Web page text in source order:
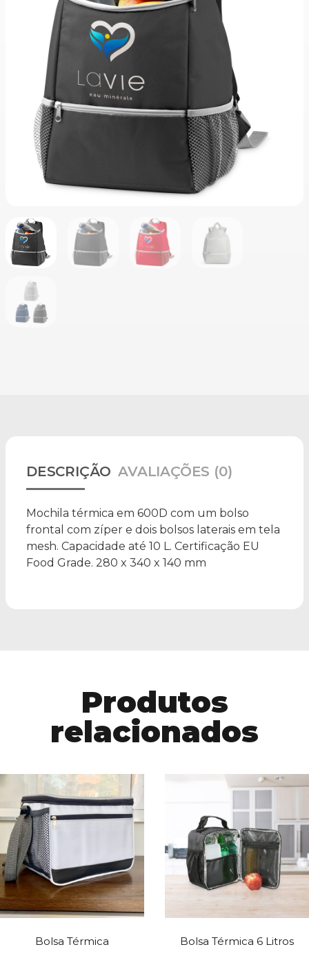
DESCRIÇÃO AVALIAÇÕES (0)
Mochila térmica em 600D com um bolso
frontal com zíper e dois bolsos laterais em tela
mesh. Capacidade até 10 L. Certificação EU
Food Grade. 280 x 340 x 140 mm
Produtos
relacionados
Bolsa Térmica Bolsa Térmica 6 Litros